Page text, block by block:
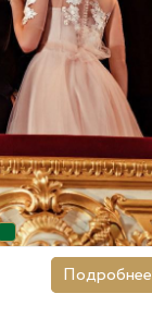
Подробнее